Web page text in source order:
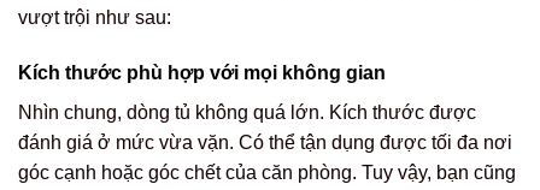
vượt trội như sau:
Kích thước phù hợp với mọi không gian
Nhìn chung, dòng tủ không quá lớn. Kích thước được
đánh giá ở mức vừa vặn. Có thể tận dụng được tối đa nơi
góc cạnh hoặc góc chết của căn phòng. Tuy vậy, bạn cũng